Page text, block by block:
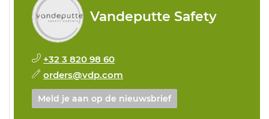
Vandeputte Safety
+32 3 820 98 60
orders@vdp.com
Meld je aan op de nieuwsbrief